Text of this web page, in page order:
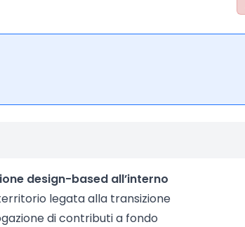
design-based all’interno
legata alla transizione
di contributi a fondo